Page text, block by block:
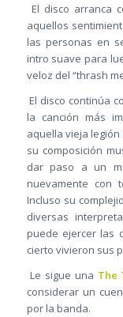
El disco arranca
aquellos
las personas en
intro suave para
veloz del “thrash
El disco continúa
la canción más
aquella vieja
su composición
dar paso a un
nuevamente con
Incluso su
diversas
puede ejercer las
cierto vivieron sus
Le sigue una The
considerar un
por la banda.